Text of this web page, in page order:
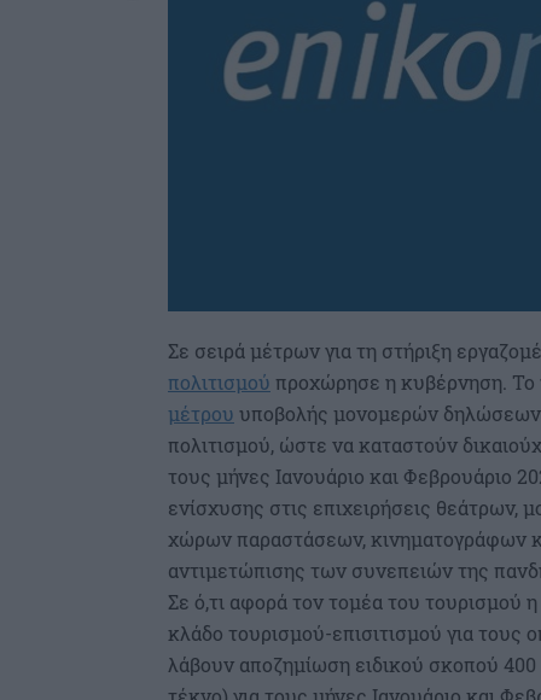
Σε σειρά μέτρων για τη στήριξη
πολιτισμού προχώρησε η κυβέρνηση. Το
μέτρου υποβολής μονομερών δηλώσεων
πολιτισμού, ώστε να καταστούν
τους μήνες Ιανουάριο και Φεβρουάριο
ενίσχυσης στις επιχειρήσεις
χώρων παραστάσεων, κινηματογράφων
αντιμετώπισης των συνεπειών της
Σε ό,τι αφορά τον τομέα του τουρισμού
κλάδο τουρισμού-επισιτισμού για
λάβουν αποζημίωση ειδικού σκοπού